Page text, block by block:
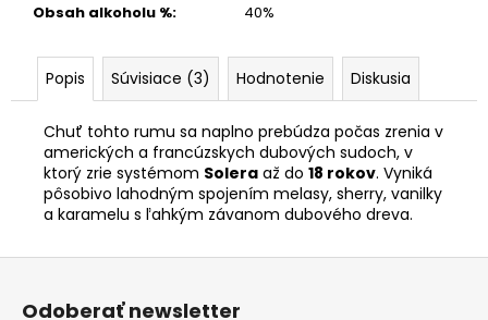
Obsah alkoholu %: 40%
Popis Súvisiace (3) Hodnotenie Diskusia
Chuť tohto rumu sa naplno prebúdza počas zrenia v
amerických a francúzskych dubových sudoch, v
ktorý zrie systémom Solera až do 18 rokov. Vyniká
pôsobivo lahodným spojením melasy, sherry, vanilky
a karamelu s ľahkým závanom dubového dreva.
Z
Odoberať newsletter